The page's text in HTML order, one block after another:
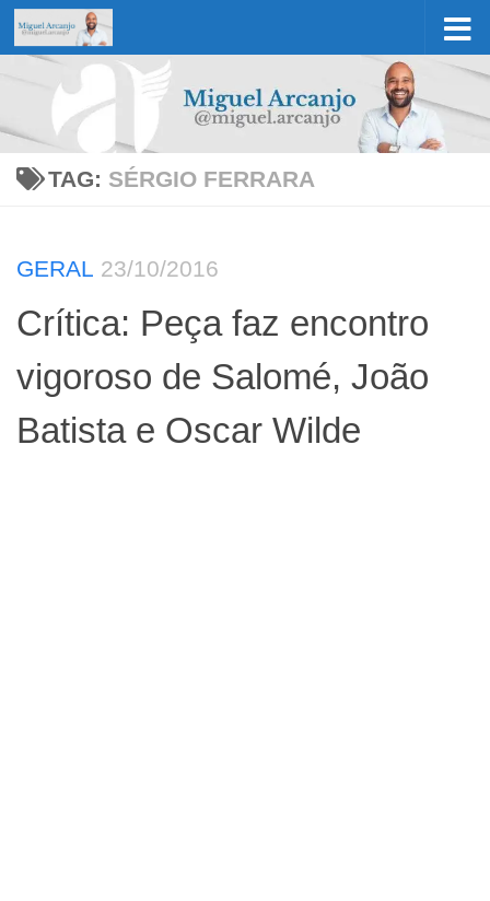
Skip to content
TAG: SÉRGIO FERRARA
GERAL 23/10/2016
Crítica: Peça faz encontro
vigoroso de Salomé, João
Batista e Oscar Wilde